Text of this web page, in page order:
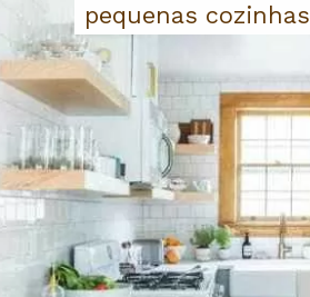
pequenas cozinhas
pequenas cozinhas